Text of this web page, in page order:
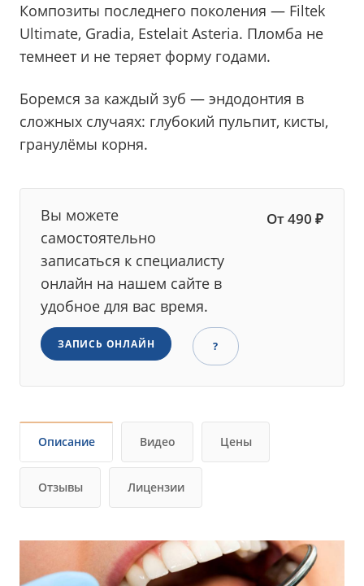
Композиты последнего поколения — Filtek
Ultimate, Gradia, Estelait Asteria. Пломба не
темнеет и не теряет форму годами.
Боремся за каждый зуб — эндодонтия в
сложных случаях: глубокий пульпит, кисты,
гранулёмы корня.
Вы можете
самостоятельно
записаться к специалисту
онлайн на нашем сайте в
удобное для вас время.
От 490 ₽
ЗАПИСЬ ОНЛАЙН ?
Описание Видео Цены
Отзывы Лицензии